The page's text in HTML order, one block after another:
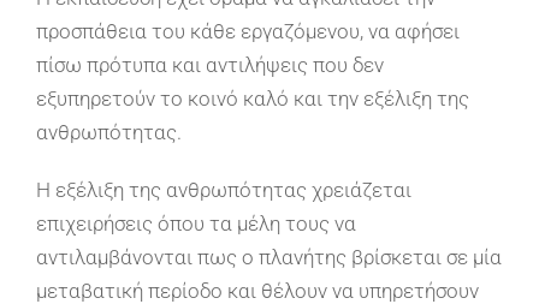
προσπάθεια του κάθε εργαζόμενου, να αφήσει
πίσω πρότυπα και αντιλήψεις που δεν
εξυπηρετούν το κοινό καλό και την εξέλιξη της
ανθρωπότητας.
Η εξέλιξη της ανθρωπότητας χρειάζεται
επιχειρήσεις όπου τα μέλη τους να
αντιλαμβάνονται πως ο πλανήτης βρίσκεται σε μία
μεταβατική περίοδο και θέλουν να υπηρετήσουν